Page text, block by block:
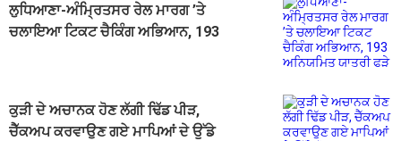
ਲੁਧਿਆਣਾ-ਅੰਮ੍ਰਿਤਸਰ ਰੇਲ ਮਾਰਗ ’ਤੇ
ਚਲਾਇਆ ਟਿਕਟ ਚੈਕਿੰਗ ਅਭਿਆਨ, 193
ਕੁੜੀ ਦੇ ਅਚਾਨਕ ਹੋਣ ਲੱਗੀ ਢਿੱਡ ਪੀੜ,
ਚੈੱਕਅਪ ਕਰਵਾਉਣ ਗਏ ਮਾਪਿਆਂ ਦੇ ਉੱਡੇ